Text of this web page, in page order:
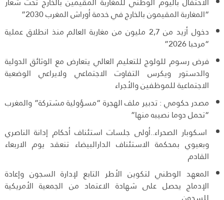
“المغاربة المقيمون بالخارج في خدمة أوراش المغرب 2030”
دخول أزيد من 2,7 مليون من مغاربة العالم منذ انطلاق عملية
“مرحبا 2026”
فرض رسوم للولوج للتعليم العالي يتعارض مع الوثائق الدولية
والدستور ويكرس التفاوت الاجتماعي ولايراعي الوضعية
الاجتماعية للموظفين والأجراء
مصدر حكومي : تدبير ملف الهجرة “مسؤولية مشتركة” والمغرب
“تحمل دوما نصيبه منها”
اسكوبار الصحراء..أولى جلسات استئناف أحكام إدانة الناصري
وبعيوي بمحكمة الاستئناف الدارالبيضاء تنعقد يوم الاربعاء
القادم
المعهد الوطني لتكوين الأطر التابع لإدارة السجون وإعادة
الإدماج يحصل على شهادة الاعتماد من الجمعية الأمريكية